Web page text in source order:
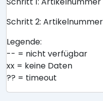
Schritt 2:
Legende:
-- = nicht verfügbar
xx = keine Daten
?? = timeout